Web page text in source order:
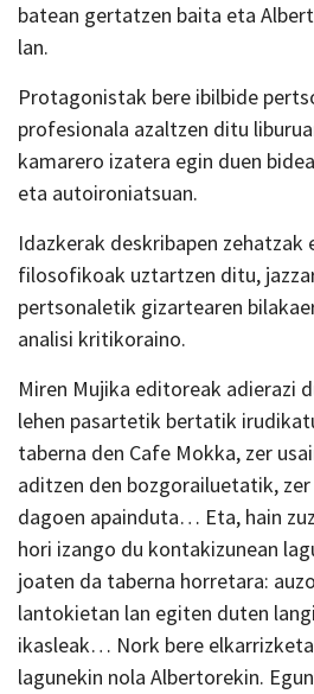
batean gertatzen baita eta
lan.
Protagonistak bere ibilbide
profesionala azaltzen ditu
kamarero izatera egin duen
eta autoironiatsuan.
Idazkerak deskribapen
filosofikoak uztartzen ditu,
pertsonaletik gizartearen
analisi kritikoraino.
Miren Mujika editoreak adierazi
lehen pasartetik bertatik
taberna den Cafe Mokka, zer
aditzen den bozgorailuetatik,
dagoen apainduta… Eta, hain
hori izango du kontakizunean
joaten da taberna horretara:
lantokietan lan egiten duten
ikasleak… Nork bere
lagunekin nola Albertorekin.